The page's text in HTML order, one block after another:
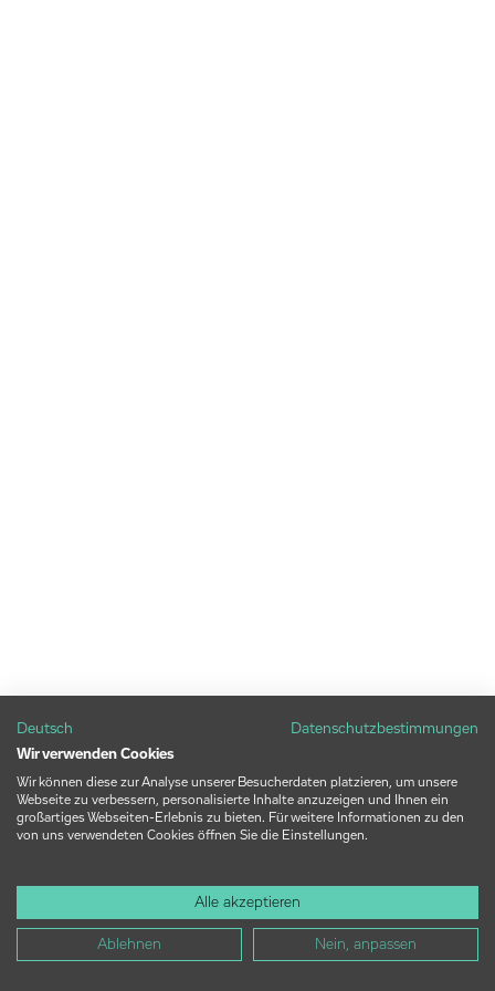
Deutsch
Datenschutzbestimmungen
Wir verwenden Cookies
Wir können diese zur Analyse unserer Besucherdaten platzieren, um unsere
Webseite zu verbessern, personalisierte Inhalte anzuzeigen und Ihnen ein
großartiges Webseiten-Erlebnis zu bieten. Für weitere Informationen zu den
von uns verwendeten Cookies öffnen Sie die Einstellungen.
Alle akzeptieren
Ablehnen Nein, anpassen